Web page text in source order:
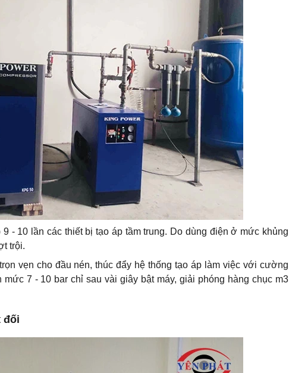
- 10 lần các thiết bị tạo áp tầm trung. Do dùng điện ở mức khủng
trội.
vẹn cho đầu nén, thúc đẩy hệ thống tạo áp làm việc với cường
7 - 10 bar chỉ sau vài giây bật máy, giải phóng hàng chục m3
đối